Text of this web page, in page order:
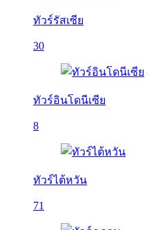
ทัวร์รัสเซีย
30
ทัวร์อินโดนีเซีย
8
ทัวร์ไต้หวัน
71